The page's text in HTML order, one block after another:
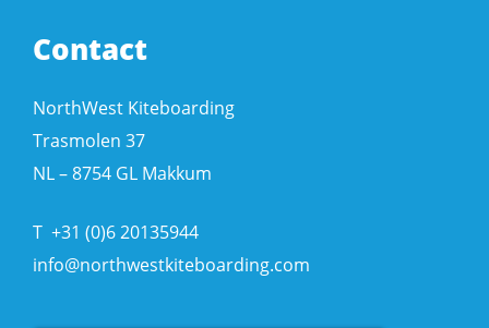
Contact
NorthWest Kiteboarding
Trasmolen 37
NL – 8754 GL Makkum
T +31 (0)6 20135944
info@northwestkiteboarding.com